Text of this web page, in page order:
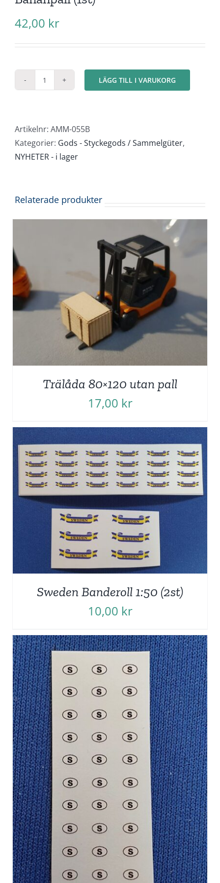
42,00 kr
Bananpall
LÄGG TILL I VARUKORG
Artikelnr: AMM-055B
Kategorier: Gods - Styckegods / Sammelgüter,
NYHETER - i lager
Relaterade produkter
Trälåda 80×120 utan pall
17,00 kr
Sweden Banderoll 1:50 (2st)
10,00 kr